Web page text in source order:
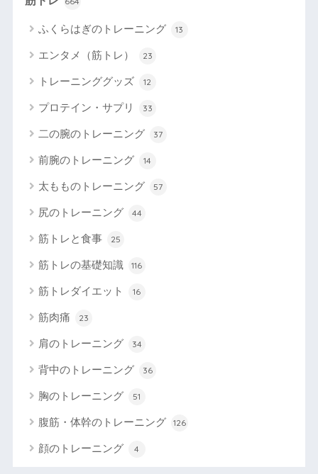
ふくらはぎのトレーニング 13
エンタメ（筋トレ） 23
トレーニンググッズ 12
プロテイン・サプリ 33
二の腕のトレーニング 37
前腕のトレーニング 14
太もものトレーニング 57
尻のトレーニング 44
筋トレと食事 25
筋トレの基礎知識 116
筋トレダイエット 16
筋肉痛 23
肩のトレーニング 34
背中のトレーニング 36
胸のトレーニング 51
腹筋・体幹のトレーニング 126
顔のトレーニング 4